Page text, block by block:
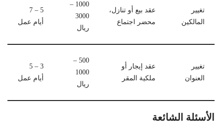
تغيير
المالكين
عقد بيع أو تنازل،
محضر اجتماع
1000 –
3000
ريال
5 – 7
أيام عمل
تغيير
العنوان
عقد إيجار أو
ملكية المقر
500 –
1000
ريال
3 – 5
أيام عمل
الأسئلة الشائعة